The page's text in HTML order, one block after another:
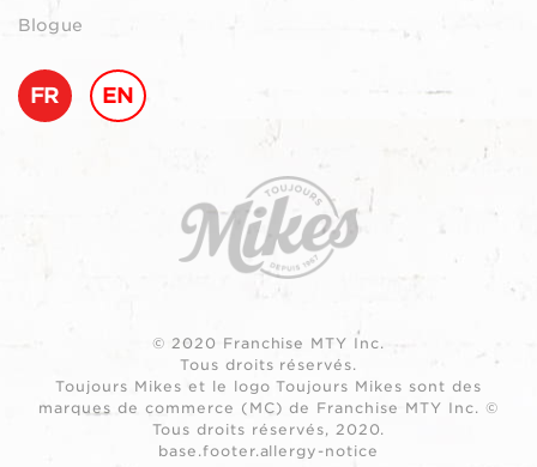
Blogue
FR EN
© 2020 Franchise MTY Inc.
Tous droits réservés.
Toujours Mikes et le logo Toujours Mikes sont des
marques de commerce (MC) de Franchise MTY Inc. ©
Tous droits réservés, 2020.
base.footer.allergy-notice